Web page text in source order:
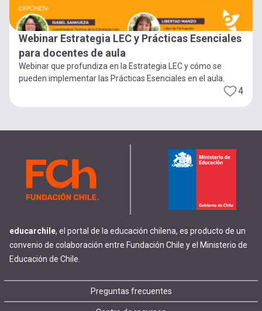
Webinar Estrategia LEC y Prácticas Esenciales
para docentes de aula
Webinar que profundiza en la Estrategia LEC y cómo se
pueden implementar las Prácticas Esenciales en el aula.
4
educarchile, el portal de la educación chilena, es producto de un
convenio de colaboración entre Fundación Chile y el Ministerio de
Educación de Chile.
Footer Preguntas frecuentes